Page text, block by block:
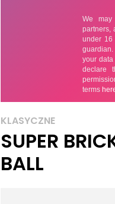
KLASYCZNE
SUPER
BALL